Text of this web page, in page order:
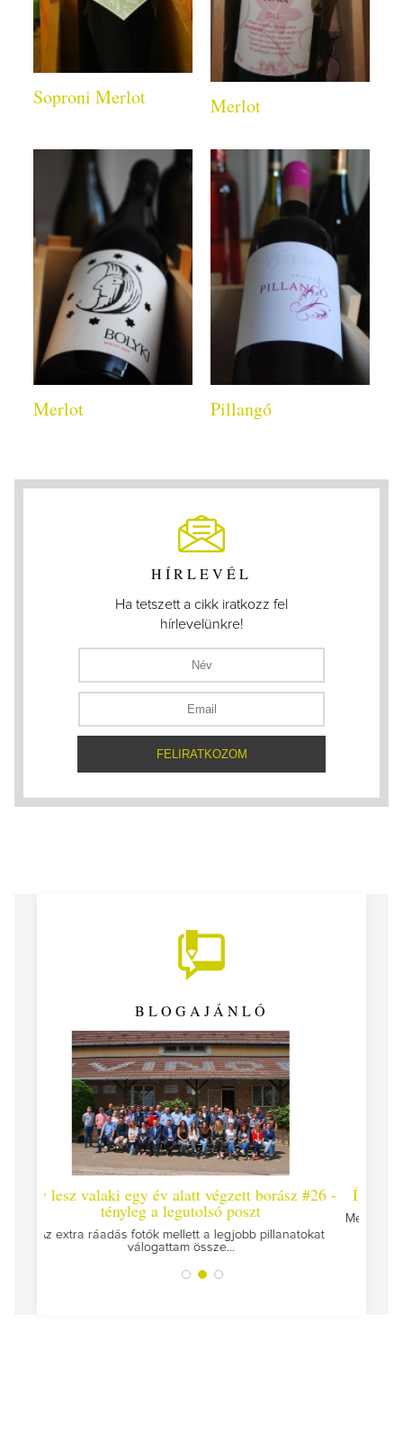
Soproni Merlot Merlot
Merlot Pillangó
HÍRLEVÉL
Ha tetszett a cikk iratkozz fel
hírlevelünkre!
BLOGAJÁNLÓ
Így lesz valaki egy év alatt végzett borász #25
Megírtuk a modulzáró vizsgákat, már lázasan készülünk
az utolsó...